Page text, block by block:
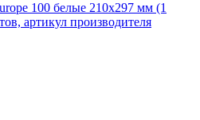
100 белые 210х297 мм (1
артикул производителя